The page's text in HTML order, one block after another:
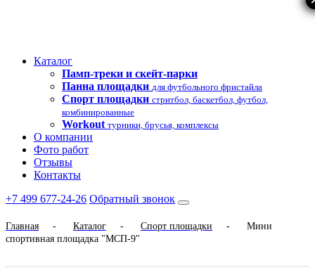
Каталог
Памп-треки и скейт-парки
Панна площадки для футбольного фристайла
Спорт площадки стритбол, баскетбол, футбол,
комбинированные
Workout турники, брусья, комплексы
О компании
Фото работ
Отзывы
Контакты
+7 499 677-24-26 Обратный звонок
Главная - Каталог - Спорт площадки -
Мини
спортивная площадка "МСП-9"